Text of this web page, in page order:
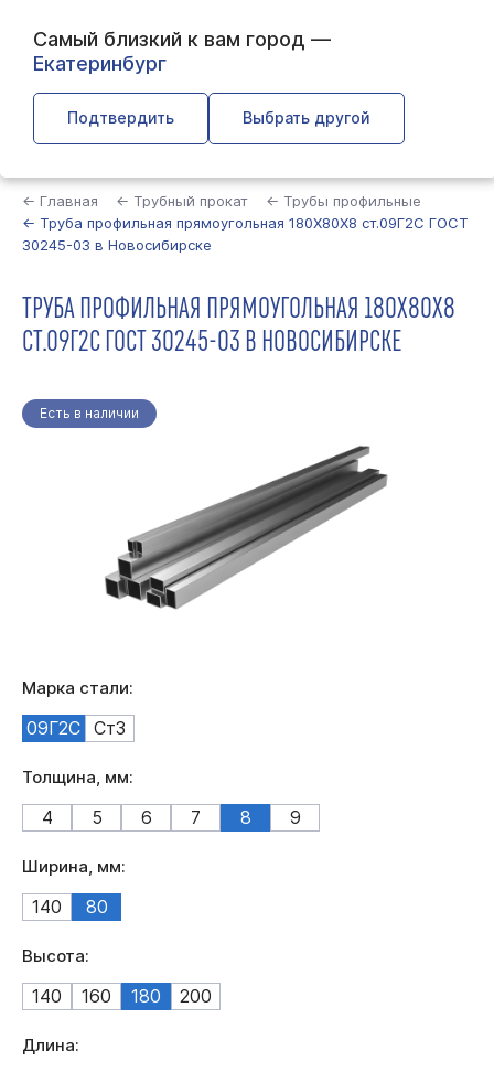
Самый близкий к вам город —
Екатеринбург
Подтвердить Выбрать другой
← Главная ← Трубный прокат
← Трубы профильные
← Труба профильная прямоугольная 180Х80Х8 ст.09Г2С ГОСТ
30245-03 в Новосибирске
ТРУБА ПРОФИЛЬНАЯ ПРЯМОУГОЛЬНАЯ 180Х80Х8
СТ.09Г2С ГОСТ 30245-03 В НОВОСИБИРСКЕ
Есть в наличии
Марка стали:
09Г2С Ст3
Толщина, мм:
4 5 6 7 8 9
Ширина, мм:
140 80
Высота:
140 160 180 200
Длина: